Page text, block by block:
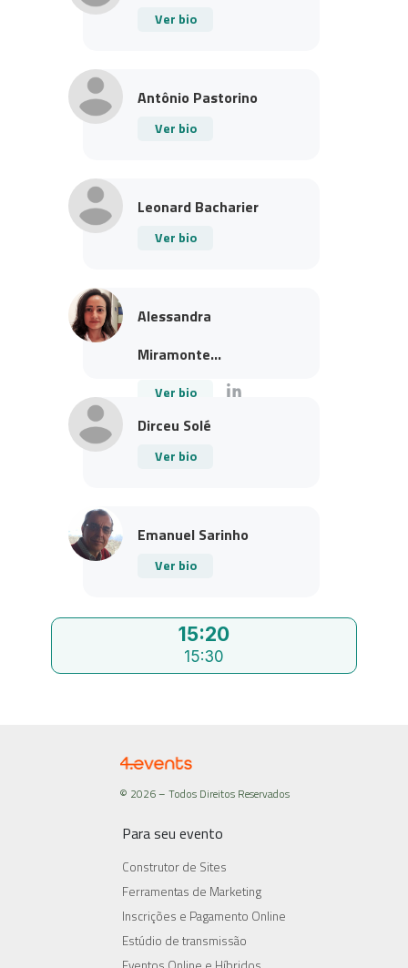
15:20
15:30
Ver bio
Antônio Pastorino
Ver bio
Leonard Bacharier
Ver bio
Alessandra
Miramonte...
Ver bio
Dirceu Solé
Ver bio
Emanuel Sarinho
Ver bio
© 2026 – Todos Direitos Reservados
Para seu evento
Construtor de Sites
Ferramentas de Marketing
Inscrições e Pagamento Online
Estúdio de transmissão